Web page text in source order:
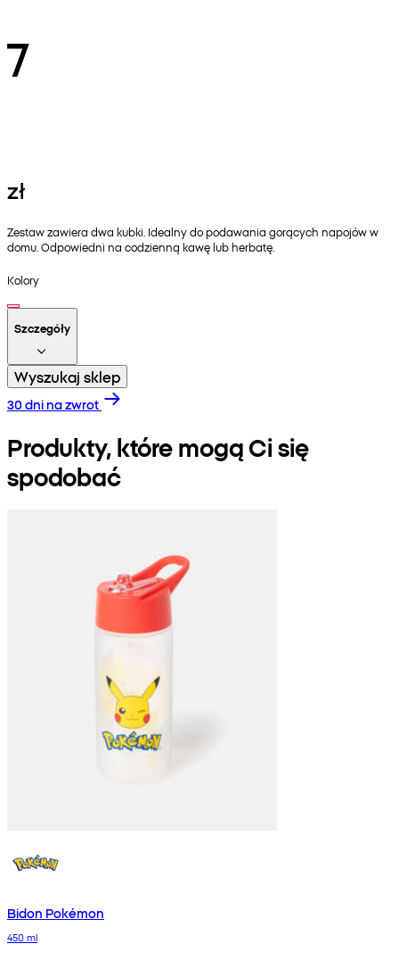
7
zł
Zestaw zawiera dwa kubki. Idealny do podawania gorących napojów w
domu. Odpowiedni na codzienną kawę lub herbatę.
Kolory
Szczegóły
Wyszukaj sklep
30 dni na zwrot
Produkty, które mogą Ci się
spodobać
Bidon Pokémon
450 ml